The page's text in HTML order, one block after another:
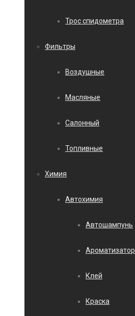
Трос спидометра
Фильтры
Воздушные
Масляные
Салонный
Топливные
Химия
Автохимия
Автошампунь
Ароматизатор
Клей
Краска